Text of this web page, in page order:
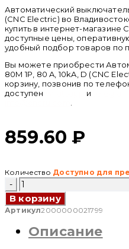
Автоматический
(CNC Electric) во
купить в интернет-магазине
доступные цены,
удобный подбор товаров по
Вы можете приобрести
80M 1P, 80 A, 10kA, D (CNC
корзину, позвонив по
доступен
и
859.60₽
Количество Доступно для
Количество
товара
Автоматический
выключатель
80M
1P,
В корзину
Артикул2000000021799
Описание